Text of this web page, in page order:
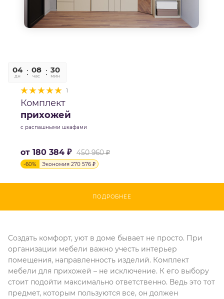
04
дн
08
час
30
мин
1
Комплект
прихожей
с распашными шкафами
от 180 384 ₽ 450 960 ₽
-60% Экономия 270 576 ₽
ПОДРОБНЕЕ
Создать комфорт, уют в доме бывает не просто. При
организации мебели важно учесть интерьер
помещения, направленность изделий. Комплект
мебели для прихожей – не исключение. К его выбору
стоит подойти максимально ответственно. Ведь это тот
предмет, которым пользуются все, он должен